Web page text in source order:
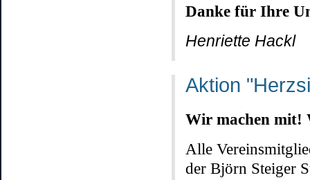
Danke für Ihre
Henriette Hackl
Aktion
Wir machen mit!
Alle
der Björn Steiger